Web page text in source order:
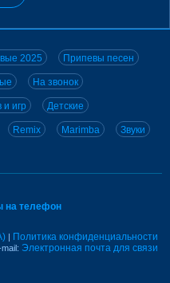
2025 Припевы песен
На звонок
игр Детские
Remix Marimba Звуки
на телефон
| Политика конфиденциальности
mail: Электронная почта для связи